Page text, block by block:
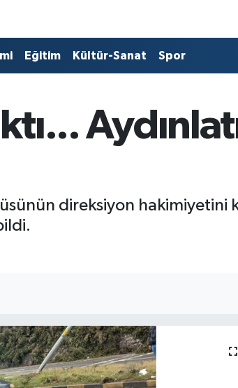
Eğitim Kültür-Sanat Spor
direksiyon hakimiyetini